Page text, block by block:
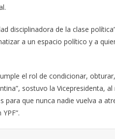
disciplinadora de la clase
a un espacio político y a
el rol de condicionar,
sostuvo la Vicepresidenta,
para que nunca nadie vuelva a